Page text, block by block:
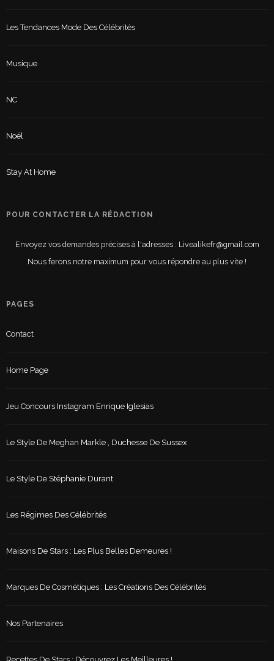
Les Tendances Mode Des Célébrités
Musique
NC
Noël
Stay At Home
POUR CONTACTER LA RÉDACTION
Envoyez vos demandes précises à l'adresses : Livealikefr@gmail.com
Nous ferons notre maximum pour vous répondre au plus vite !
PAGES
Contact
Home Page
Jeu Concours Instagram Enrique Iglesias
Le Style De Meghan Markle , Duchesse De Sussex
Le Style De Stéphanie Durant
Les Régimes Des Célébrités
Maisons De Stars : Les Plus Belles Demeures !
Marques De Cosmétiques : Les Créations Des Célébrités
Nos Partenaires